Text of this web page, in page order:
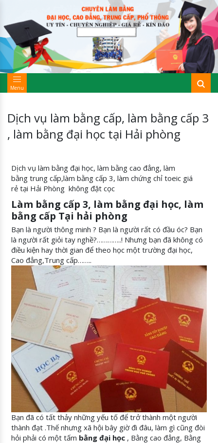
Menu
Dịch vụ làm bằng cấp, làm bằng cấp 3
, làm bằng đại học tại Hải phòng
Dịch vụ làm bằng đại học, làm bằng cao đẳng, làm
bằng trung cấp,làm bằng cấp 3, làm chứng chỉ toeic giá
rẻ tại Hải Phòng không đặt cọc
Làm bằng cấp 3, làm bằng đại học, làm
bằng cấp Tại hải phòng
Bạn là người thông minh ? Bạn là người rất có đầu óc? Bạn
là người rất giỏi tay nghề?…………..! Nhưng bạn đã không có
điều kiện hay thời gian để theo học một trường đại học,
Cao đẳng,Trung cấp……..
Bạn đã có tất thảy những yếu tố để trở thành một người
thành đạt .Thế nhưng xã hội bây giờ đi đâu, làm gì cũng đòi
hỏi phải có một tấm bằng đại học , Bằng cao đẳng, Bằng